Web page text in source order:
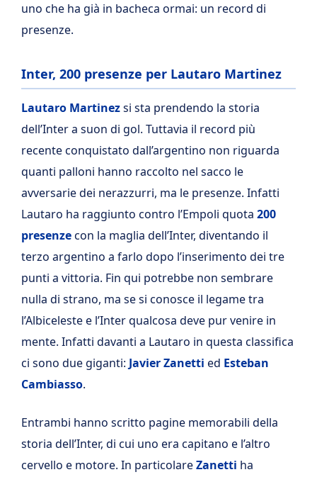
uno che ha già in bacheca ormai: un record di
presenze.
Inter, 200 presenze per Lautaro Martinez
Lautaro Martinezsi sta prendendo la storia
dell’Inter a suon di gol. Tuttavia il record più
recente conquistato dall’argentino non riguarda
quanti palloni hanno raccolto nel sacco le
avversarie dei nerazzurri, ma le presenze. Infatti
Lautaro ha raggiunto contro l’Empoli quota 200
presenzecon la maglia dell’Inter, diventando il
terzo argentino a farlo dopo l’inserimento dei tre
punti a vittoria. Fin qui potrebbe non sembrare
nulla di strano, ma se si conosce il legame tra
l’Albiceleste e l’Inter qualcosa deve pur venire in
mente. Infatti davanti a Lautaro in questa classifica
ci sono due giganti: Javier Zanetti ed Esteban
Cambiasso.
Entrambi hanno scritto pagine memorabili della
storia dell’Inter, di cui uno era capitano e l’altro
cervello e motore. In particolareZanetti ha